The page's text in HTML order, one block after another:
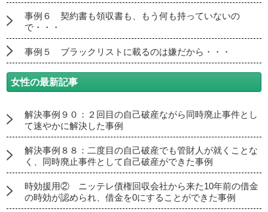
事例６ 契約書も領収書も、もう何も持っていないの
で・・・
事例５ ブラックリストに載るのは嫌だから・・・
女性の最新記事
解決事例９０：２回目の自己破産ながら同時廃止事件とし
て速やかに解決した事例
解決事例８８：二度目の自己破産でも管財人が就くことな
く、同時廃止事件として自己破産ができた事例
時効援用② ニッテレ債権回収会社から来た10年前の借金
の時効が認められ、借金を0にすることができた事例